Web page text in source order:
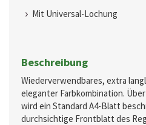
Mit Universal-Lochung
Beschreibung
Wiederverwendbares, extra
eleganter Farbkombination. Über
wird ein Standard A4-Blatt
durchsichtige Frontblatt des